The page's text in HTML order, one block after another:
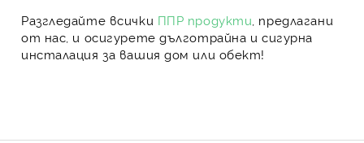
Разгледайте всички ППР продукти , предлагани
от нас, и осигурете дълготрайна и сигурна
инсталация за вашия дом или обект!